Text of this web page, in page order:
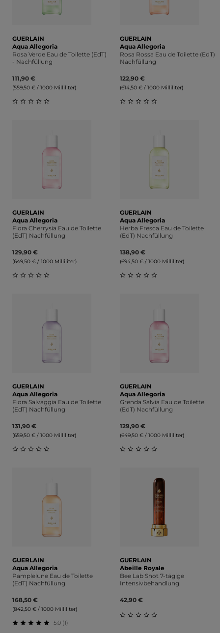
GUERLAIN
Aqua Allegoria
Rosa Verde Eau de Toilette (EdT)
- Nachfüllung
111,90 €
(559,50 € / 1000 Milliliter)
GUERLAIN
Aqua Allegoria
Rosa Rossa Eau de Toilette (EdT)
Nachfüllung
122,90 €
(614,50 € / 1000 Milliliter)
GUERLAIN
Aqua Allegoria
Flora Cherrysia Eau de Toilette
(EdT) Nachfüllung
129,90 €
(649,50 € / 1000 Milliliter)
GUERLAIN
Aqua Allegoria
Herba Fresca Eau de Toilette
(EdT) Nachfüllung
138,90 €
(694,50 € / 1000 Milliliter)
GUERLAIN
Aqua Allegoria
Flora Salvaggia Eau de Toilette
(EdT) Nachfüllung
131,90 €
(659,50 € / 1000 Milliliter)
GUERLAIN
Aqua Allegoria
Grenda Salvia Eau de Toilette
(EdT) Nachfüllung
129,90 €
(649,50 € / 1000 Milliliter)
GUERLAIN
Aqua Allegoria
Pamplelune Eau de Toilette
(EdT) Nachfüllung
168,50 €
(842,50 € / 1000 Milliliter)
5.0 (1)
GUERLAIN
Abeille Royale
Bee Lab Shot 7-tägige
Intensivbehandlung
42,90 €